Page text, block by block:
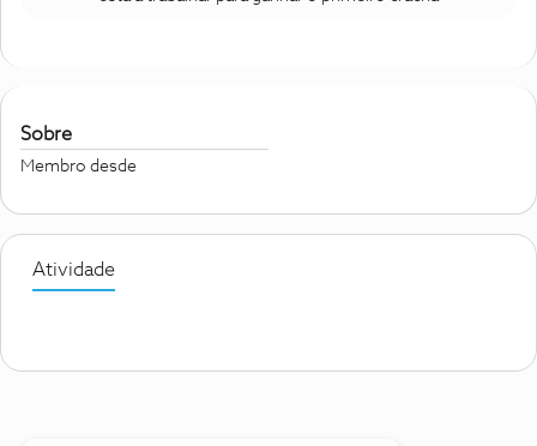
Sobre
Membro desde
Atividade